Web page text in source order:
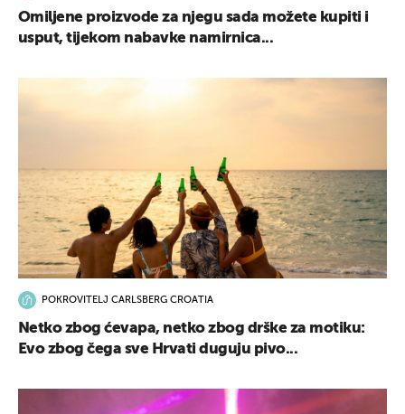
Omiljene proizvode za njegu sada možete kupiti i
usput, tijekom nabavke namirnica...
POKROVITELJ CARLSBERG CROATIA
Netko zbog ćevapa, netko zbog drške za motiku:
Evo zbog čega sve Hrvati duguju pivo...